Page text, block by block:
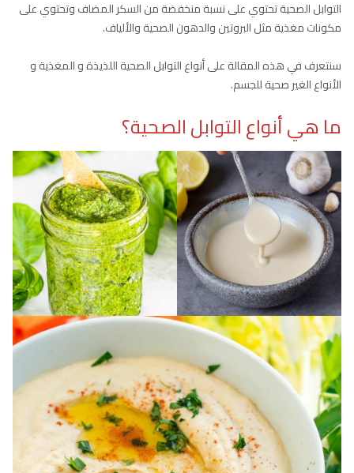
التوابل الصحية تحتوي على نسبة منخفضة من السكر المضاف وتحتوي على
مكونات مغذية مثل البروتين والدهون الصحية والألياف.
سنتعرف في هذه المقالة على أنواع التوابل الصحية اللذيذة و المغذية و
الأنواع الغير صحية للجسم.
ما هي أنواع التوابل الصحية؟